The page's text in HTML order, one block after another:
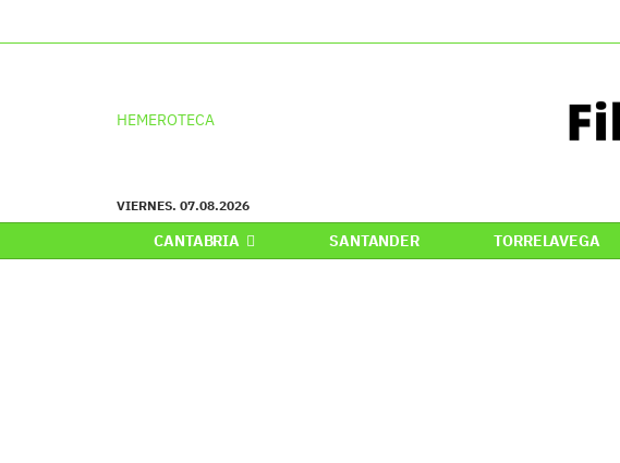
HEMEROTECA
VIERNES. 07.08.2026
CANTABRIA SANTANDER TORRELAVEGA